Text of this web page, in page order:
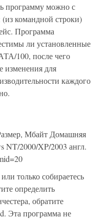
программу можно с
командной строки)
Программа
ли установленные
100, после чего
изменения для
каждого
Мбайт Домашняя
NT/2000/XP/2003 англ.
только собираетесь
определить
обратите
Эта программа не